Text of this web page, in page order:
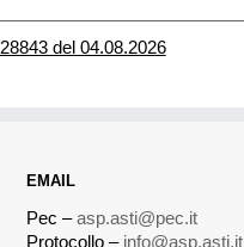
del 04.08.2026
EMAIL
Pec –asp.asti@pec.it
Protocollo – info@asp.asti.it